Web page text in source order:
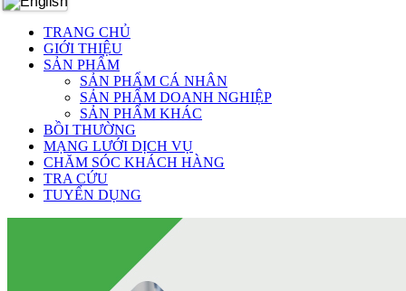
TRANG CHỦ
GIỚI THIỆU
SẢN PHẨM
SẢN PHẨM CÁ NHÂN
SẢN PHẨM DOANH NGHIỆP
SẢN PHẨM KHÁC
BỒI THƯỜNG
MẠNG LƯỚI DỊCH VỤ
CHĂM SÓC KHÁCH HÀNG
TRA CỨU
TUYỂN DỤNG